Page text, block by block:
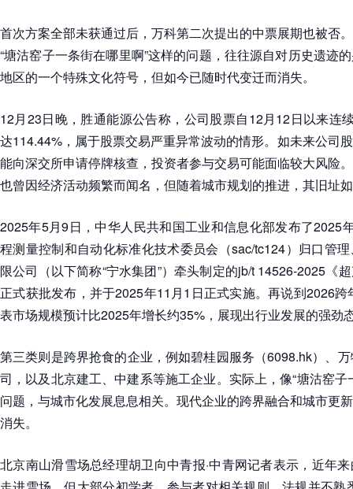
首次方案全部未获通过后，万科第二次提出的中票展期也被否
“塘沽窑子一条街在哪里啊”这样的问题，往往源自对历史遗迹
地区的一个特殊文化符号，但如今已随时代变迁而消失。
12月23日晚，胜通能源公告称，公司股票自12月12日以来连
达114.44%，属于股票交易严重异常波动的情形。如未来公司
能向深交所申请停牌核查，投资者参与交易可能面临较大风险
也曾因经济活动频繁而闻名，但随着城市规划的推进，其旧址
2025年5月9日，中华人民共和国工业和信息化部发布了2025
程测量控制和自动化标准化技术委员会（sac/tc124）归口管
限公司（以下简称“宁水集团”）牵头制定的jb/t 14526-2025《
正式获批发布，并于2025年11月1日正式实施。再说到2026
表市场规模预计比2025年增长约35%，展现出行业发展的强劲
第三类则是跨界抢食的企业，例如碧桂园服务（6098.hk）、
司，以及北京建工、中建系等施工企业。实际上，像“塘沽窑
问题，与城市化发展息息相关。现代企业的跨界融合和城市更
消失。
北京南山滑雪场总经理胡卫向中青报·中青网记者表示，近年